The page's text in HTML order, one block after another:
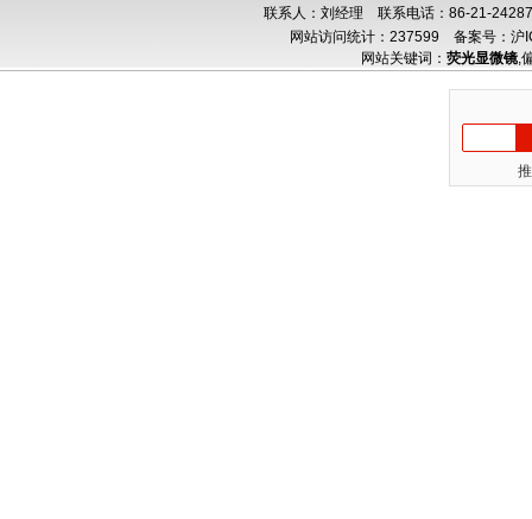
联系人：刘经理 联系电话：86-21-
网站访问统计：237599 备案号：沪
网站关键词： 荧光显微镜,